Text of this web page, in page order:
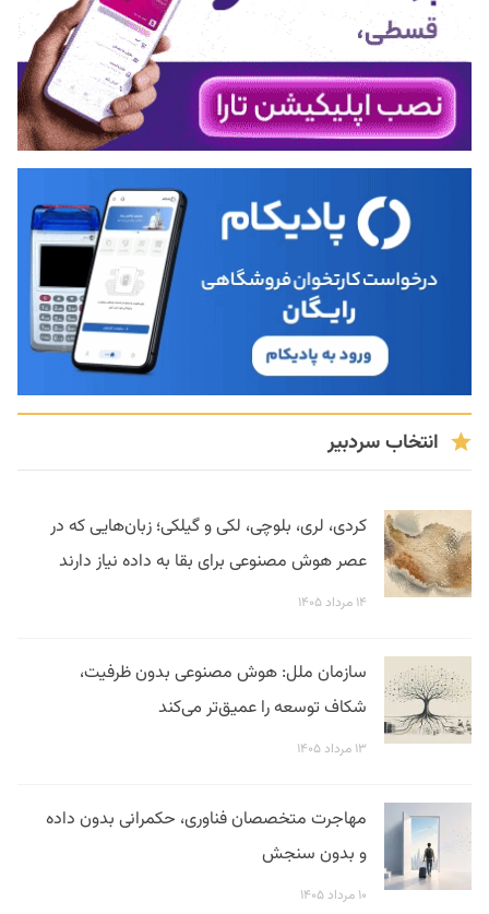
انتخاب سردبیر
کردی، لری، بلوچی، لکی و گیلکی؛ زبان‌هایی که در
عصر هوش مصنوعی برای بقا به داده نیاز دارند
۱۴ مرداد ۱۴۰۵
سازمان ملل: هوش مصنوعی بدون ظرفیت،
شکاف توسعه را عمیق‌تر می‌کند
۱۳ مرداد ۱۴۰۵
مهاجرت متخصصان فناوری، حکمرانی بدون داده
و بدون سنجش
۱۰ مرداد ۱۴۰۵